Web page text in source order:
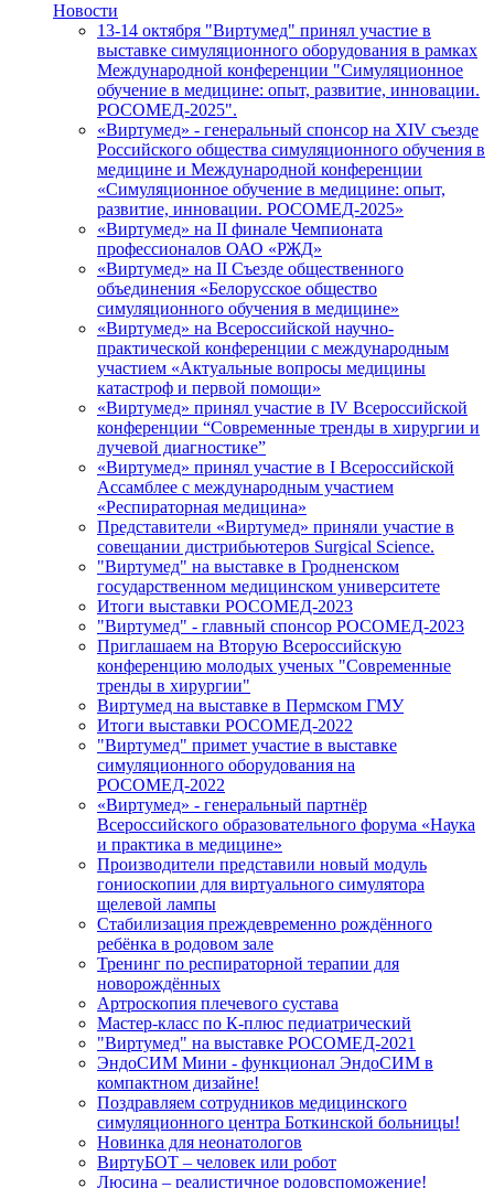
Новости
13-14 октября "Виртумед" принял участие в
выставке симуляционного оборудования в рамках
Международной конференции "Симуляционное
обучение в медицине: опыт, развитие, инновации.
РОСОМЕД-2025".
«Виртумед» - генеральный спонсор на XIV съезде
Российского общества симуляционного обучения в
медицине и Международной конференции
«Симуляционное обучение в медицине: опыт,
развитие, инновации. РОСОМЕД-2025»
«Виртумед» на II финале Чемпионата
профессионалов ОАО «РЖД»
«Виртумед» на II Съезде общественного
объединения «Белорусское общество
симуляционного обучения в медицине»
«Виртумед» на Всероссийской научно-
практической конференции с международным
участием «Актуальные вопросы медицины
катастроф и первой помощи»
«Виртумед» принял участие в IV Всероссийской
конференции “Современные тренды в хирургии и
лучевой диагностике”
«Виртумед» принял участие в І Всероссийской
Ассамблее с международным участием
«Респираторная медицина»
Представители «Виртумед» приняли участие в
совещании дистрибьютеров Surgical Science.
"Виртумед" на выставке в Гродненском
государственном медицинском университете
Итоги выставки РОСОМЕД-2023
"Виртумед" - главный спонсор РОСОМЕД-2023
Приглашаем на Вторую Всероссийскую
конференцию молодых ученых "Современные
тренды в хирургии"
Виртумед на выставке в Пермском ГМУ
Итоги выставки РОСОМЕД-2022
"Виртумед" примет участие в выставке
симуляционного оборудования на
РОСОМЕД-2022
«Виртумед» - генеральный партнёр
Всероссийского образовательного форума «Наука
и практика в медицине»
Производители представили новый модуль
гониоскопии для виртуального симулятора
щелевой лампы
Стабилизация преждевременно рождённого
ребёнка в родовом зале
Тренинг по респираторной терапии для
новорождённых
Артроскопия плечевого сустава
Мастер-класс по К-плюс педиатрический
"Виртумед" на выставке РОСОМЕД-2021
ЭндоСИМ Мини - функционал ЭндоСИМ в
компактном дизайне!
Поздравляем сотрудников медицинского
симуляционного центра Боткинской больницы!
Новинка для неонатологов
ВиртуБОТ – человек или робот
Люсина – реалистичное родовспоможение!